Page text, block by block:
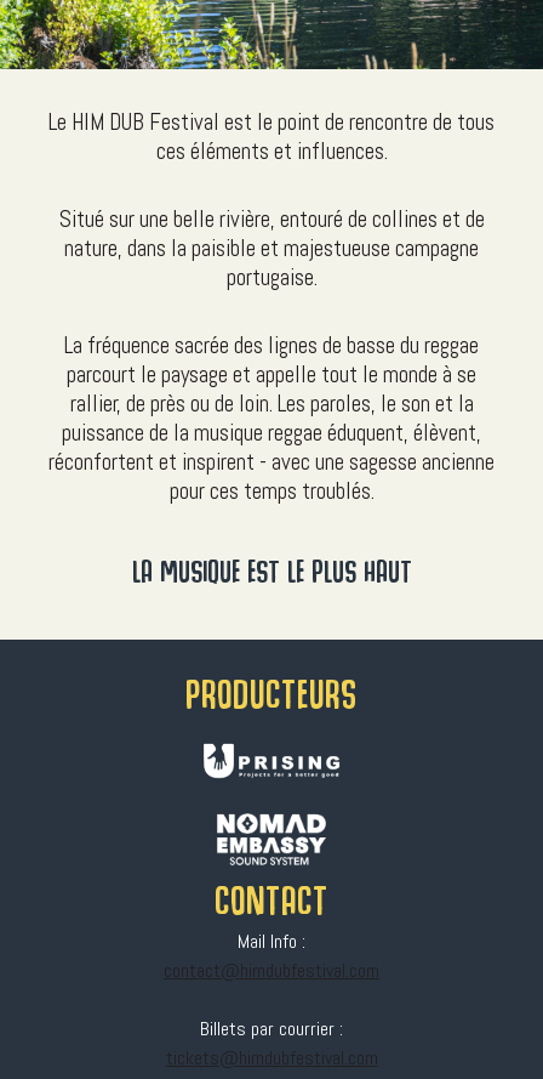
Le HIM DUB Festival est le point de rencontre de tous
ces éléments et influences.
Situé sur une belle rivière, entouré de collines et de
nature, dans la paisible et majestueuse campagne
portugaise.
La fréquence sacrée des lignes de basse du reggae
parcourt le paysage et appelle tout le monde à se
rallier, de près ou de loin. Les paroles, le son et la
puissance de la musique reggae éduquent, élèvent,
réconfortent et inspirent - avec une sagesse ancienne
pour ces temps troublés.
LA MUSIQUE EST LE PLUS HAUT
PRODUCTEURS
CONTACT
Mail Info :
contact@himdubfestival.com
Billets par courrier :
tickets@himdubfestival.com